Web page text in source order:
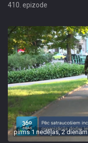
410. epizode
pirms 1 nedēļas, 2 dienām